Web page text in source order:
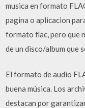
musica en formato
pagina o aplicacion
formato flac, pero que
de un disco/album que
El formato de audio
buena música. Los
destacan por